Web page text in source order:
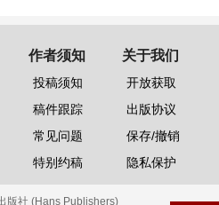
作者须知
投稿须知
稿件跟踪
常见问题
特别约稿
关于我们
开放获取
出版协议
保存/撤销
隐私保护
版社 (Hans Publishers)